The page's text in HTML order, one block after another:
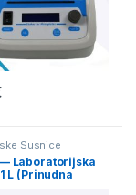
Susnice
— Laboratorijska
L (Prinudna